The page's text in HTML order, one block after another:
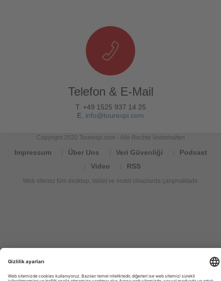
Telefon & E-Mail
T. +49 1525 937 14 25
E. info@tourexpi.com
Copyright 2020 Tourexpi.com - Alle Rechte Vorbehalten
Impressum Über Uns Veri Güvenliği
Podcast
Video
RSS
Web sitemiz tüm desktop, tablet ve mobil cihazlarda çalışmaktadır.
noticias
de
Tourismus